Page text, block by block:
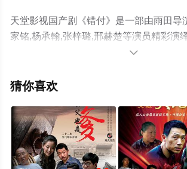
天堂影视国产剧《错付》是一部由雨田导
家铭,杨承翰,张梓璐,邢赫楚等演员精彩演
剧，手机免费观看高清未删减完整版电视
情网等平台了解。

猜你喜欢